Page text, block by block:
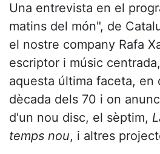
Una entrevista en el
matins del món", de
el nostre company Rafa
escriptor i músic
aquesta última faceta, en
dècada dels 70 i on
d'un nou disc, el sèptim,
temps nou, i altres